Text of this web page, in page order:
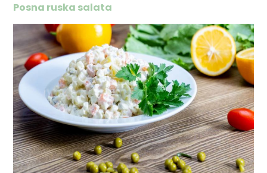
Posna ruska salata